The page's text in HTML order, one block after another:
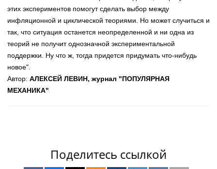
этих экспериментов помогут сделать выбор между
инфляционной и циклической теориями. Но может случиться и
так, что ситуация останется неопределенной и ни одна из
теорий не получит однозначной экспериментальной
поддержки. Ну что ж, тогда придется придумать что-нибудь
новое".
Автор: АЛЕКСЕЙ ЛЕВИН, журнал "ПОПУЛЯРНАЯ
МЕХАНИКА"
Поделитесь ссылкой